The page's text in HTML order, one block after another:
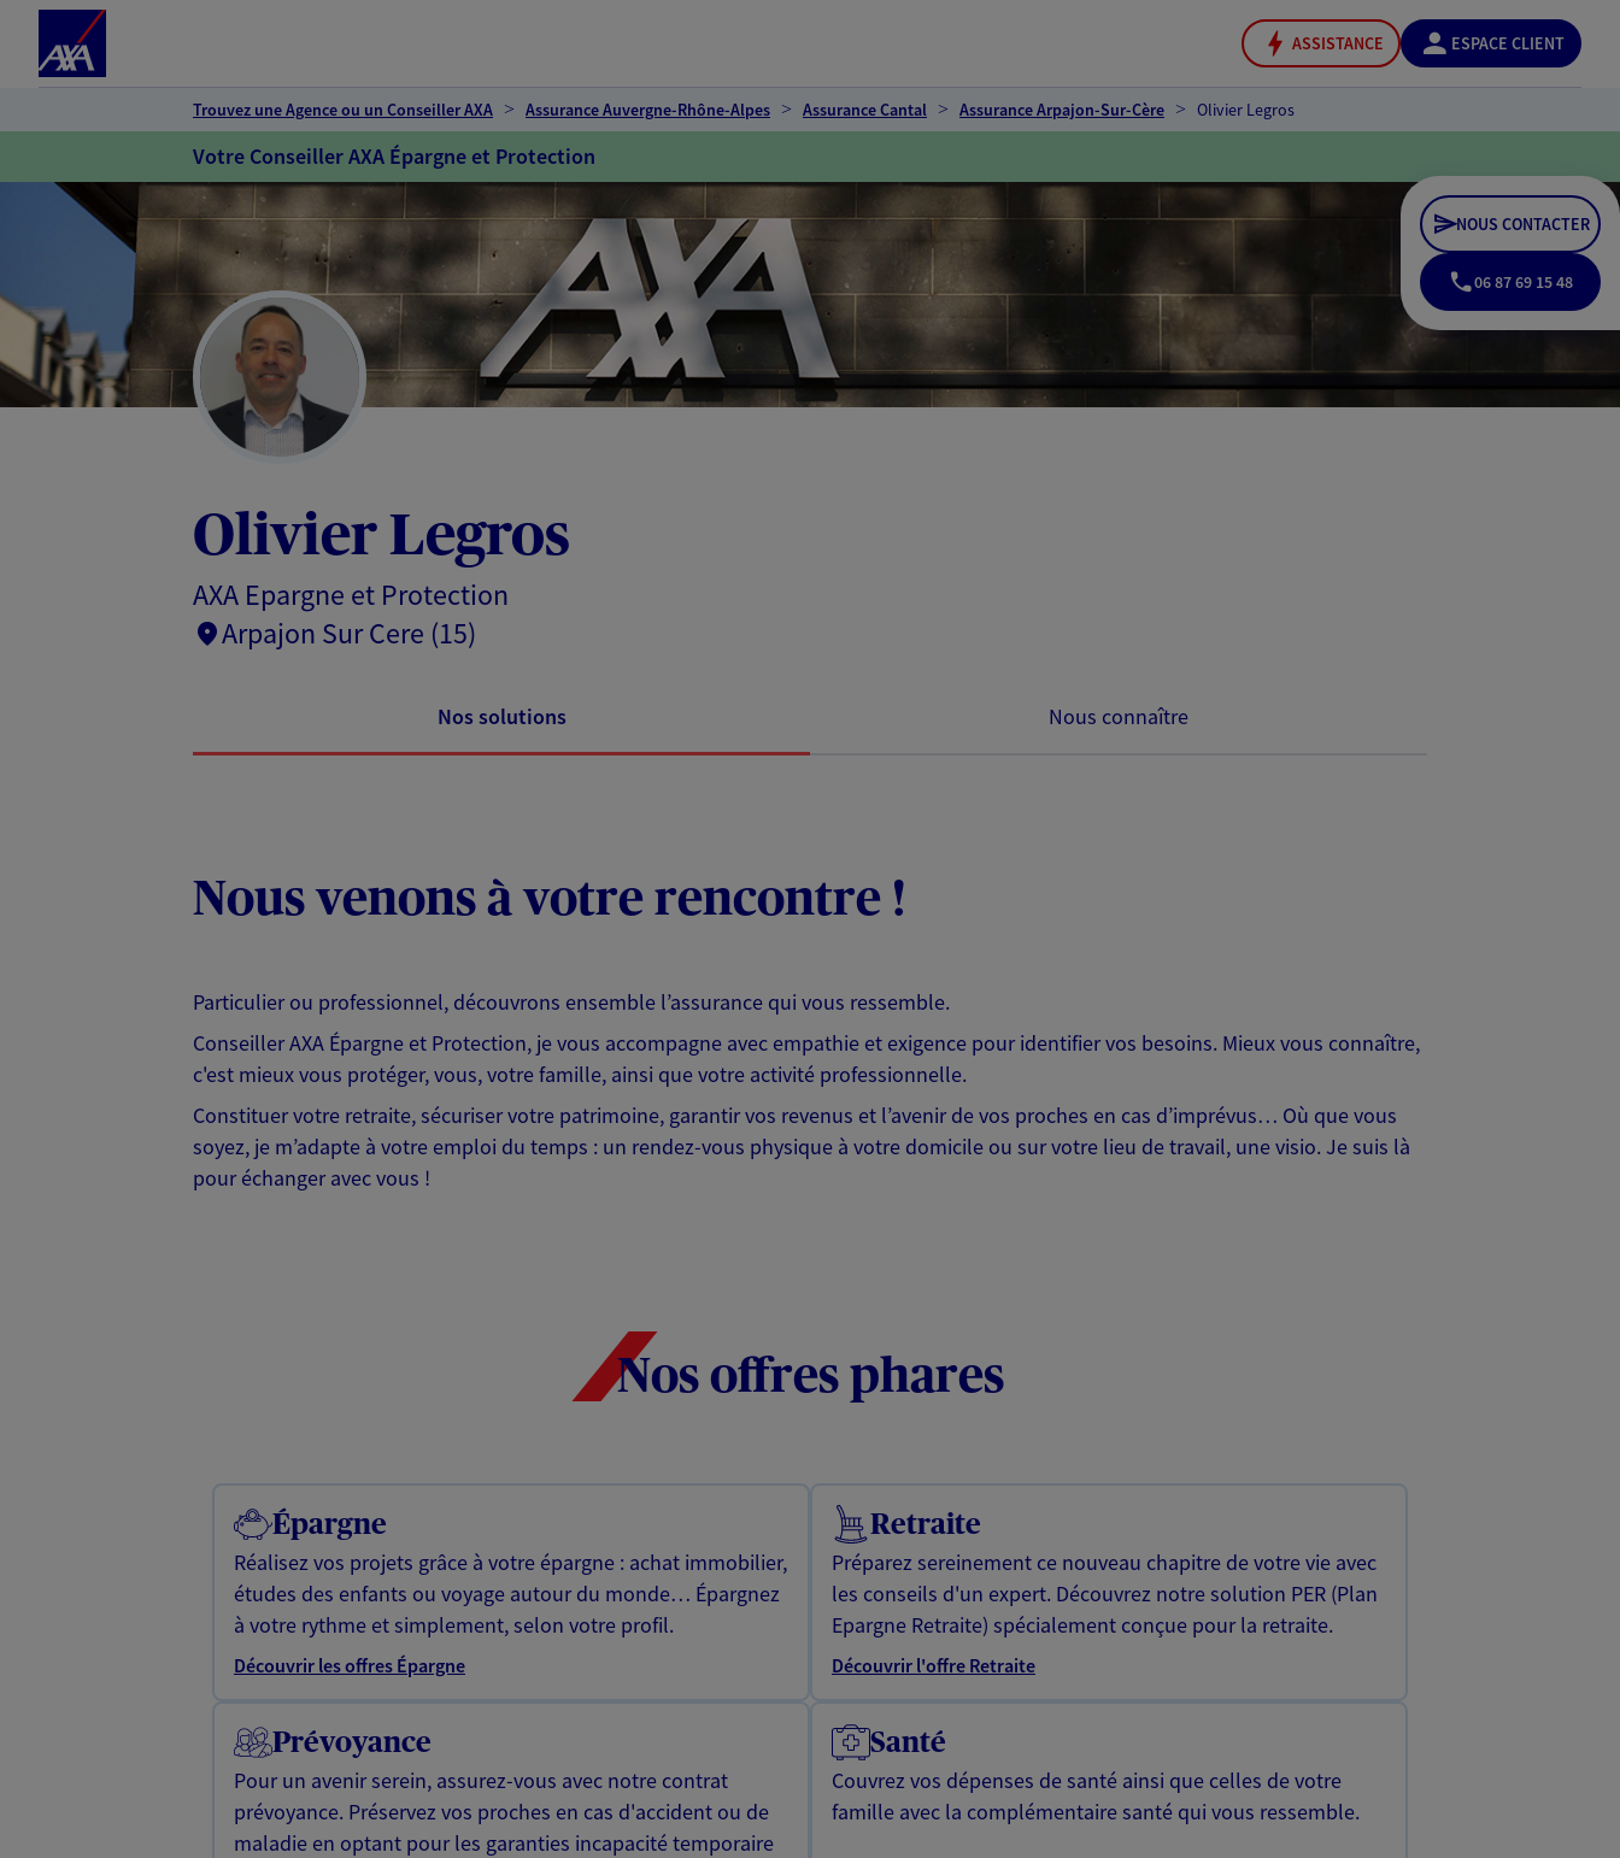
ASSISTANCE ESPACE CLIENT
Trouvez une Agence ou un Conseiller AXA Assurance Auvergne-Rhône-Alpes Assurance Cantal Assurance Arpajon-Sur-Cère Olivier Legros
Votre Conseiller AXA Épargne et Protection
Olivier Legros
AXA Epargne et Protection
Arpajon Sur Cere (15)
NOUS CONTACTER
06 87 69 15 48
Nos solutions Nous connaître
Nous venons à votre rencontre !
Particulier ou professionnel, découvrons ensemble l’assurance qui vous ressemble.
Conseiller AXA Épargne et Protection, je vous accompagne avec empathie et exigence pour identifier vos besoins. Mieux vous connaître,
c'est mieux vous protéger, vous, votre famille, ainsi que votre activité professionnelle.
Constituer votre retraite, sécuriser votre patrimoine, garantir vos revenus et l’avenir de vos proches en cas d’imprévus… Où que vous
soyez, je m’adapte à votre emploi du temps : un rendez-vous physique à votre domicile ou sur votre lieu de travail, une visio. Je suis là
pour échanger avec vous !
Nos offres phares
Épargne
Réalisez vos projets grâce à votre épargne : achat immobilier,
études des enfants ou voyage autour du monde… Épargnez
à votre rythme et simplement, selon votre profil.
Découvrir les offres Épargne
Retraite
Préparez sereinement ce nouveau chapitre de votre vie avec
les conseils d'un expert. Découvrez notre solution PER (Plan
Epargne Retraite) spécialement conçue pour la retraite.
Découvrir l'offre Retraite
Prévoyance
Pour un avenir serein, assurez-vous avec notre contrat
prévoyance. Préservez vos proches en cas d'accident ou de
maladie en optant pour les garanties incapacité temporaire
Santé
Couvrez vos dépenses de santé ainsi que celles de votre
famille avec la complémentaire santé qui vous ressemble.